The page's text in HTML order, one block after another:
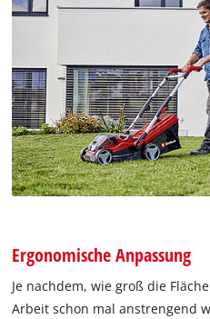
Ergonomische Anpassung
Je nachdem, wie groß die
Arbeit schon mal anstrengend